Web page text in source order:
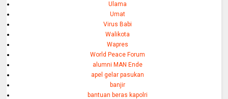
Ulama
Umat
Virus Babi
Walikota
Wapres
World Peace Forum
alumni MAN Ende
apel gelar pasukan
banjir
bantuan beras kapolri